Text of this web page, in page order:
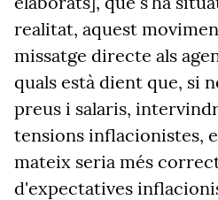
realitat, aquest
missatge directe als
quals està dient que, si
preus i salaris,
tensions inflacionistes,
mateix seria més
d'expectatives